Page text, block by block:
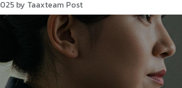
by Taaxteam Post